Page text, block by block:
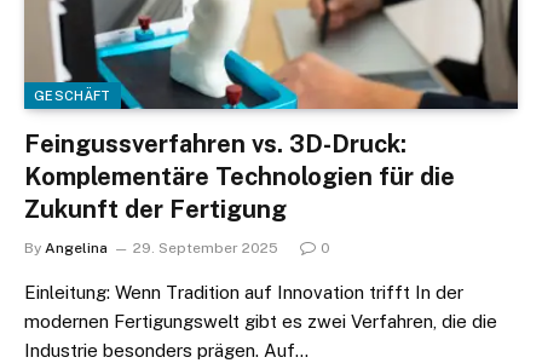
GESCHÄFT
Feingussverfahren vs. 3D-Druck:
Komplementäre Technologien für die
Zukunft der Fertigung
By Angelina 29. September 2025 0
Einleitung: Wenn Tradition auf Innovation trifft In der
modernen Fertigungswelt gibt es zwei Verfahren, die die
Industrie besonders prägen. Auf…